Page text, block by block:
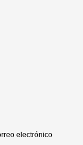
electrónico